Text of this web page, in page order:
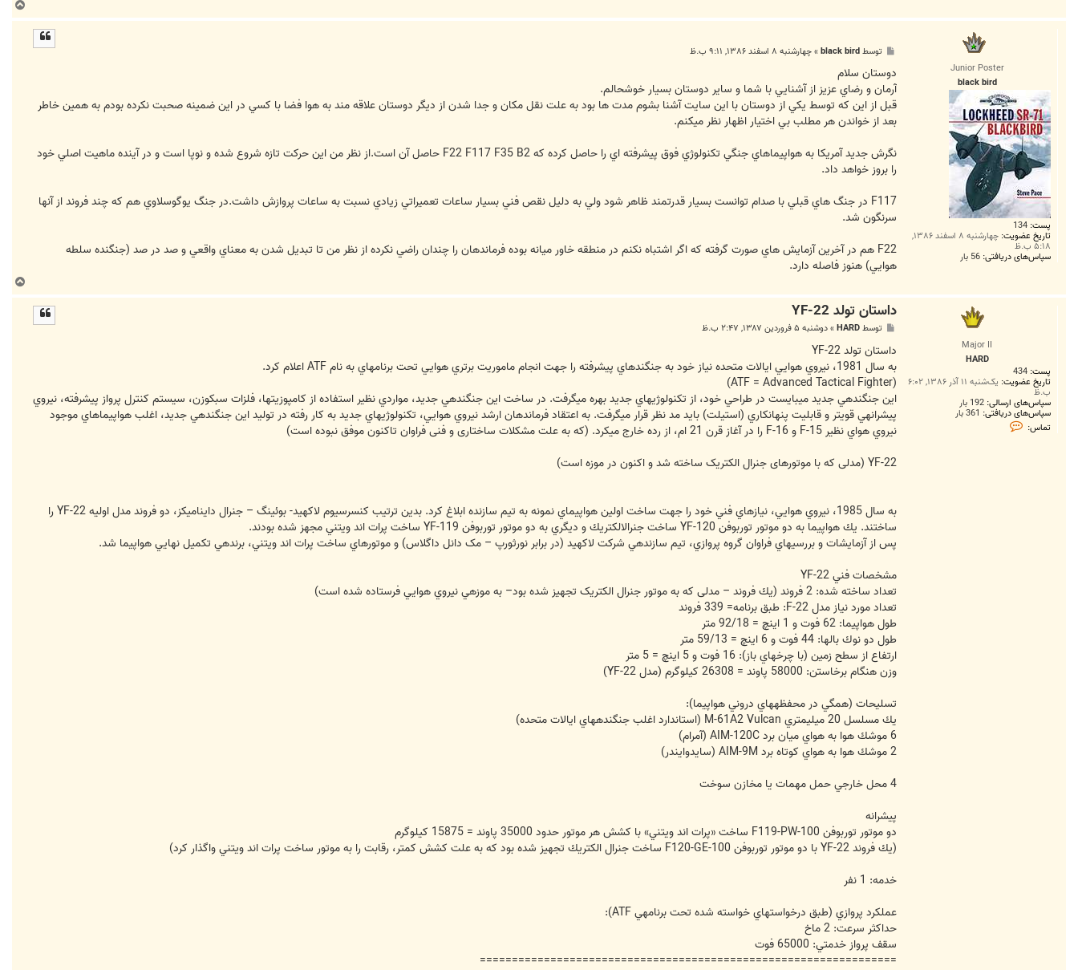
ا
Junior Poster
black bird
پست: 134
تاریخ عضویت: چهارشنبه ۸ اسفند ۱۳۸۶,
۵:۱۸ ب.ظ
سپاس‌های دریافتی: 56 بار
ت
توسطblack bird
»چهارشنبه ۸ اسفند ۱۳۸۶, ۹:۱۱ ب.ظ
دوستان سلام
آرمان و رضاي عزيز از آشنايي با شما و ساير دوستان بسيار خوشحالم.
قبل از اين که توسط يکي از دوستان با اين سايت آشنا بشوم مدت ها بود به علت نقل مکان و جدا شدن از ديگر دوستان علاقه مند به هوا فضا با کسي در اين ضمينه صحبت نکرده بودم به همين خاطر
بعد از خواندن هر مطلب بي اختيار اظهار نظر ميکنم.
نگرش جديد آمريکا به هواپيماهاي جنگي تکنولوژي فوق پيشرفته اي را حاصل کرده که F22 F117 F35 B2 حاصل آن است.از نظر من اين حرکت تازه شروع شده و نوپا است و در آينده ماهيت اصلي خود
را بروز خواهد داد.
F117 در جنگ هاي قبلي با صدام توانست بسيار قدرتمند ظاهر شود ولي به دليل نقص فني بسيار ساعات تعميراتي زيادي نسبت به ساعات پروازش داشت.در جنگ يوگوسلاوي هم که چند فروند از آنها
سرنگون شد.
F22 هم در آخرين آزمايش هاي صورت گرفته که اگر اشتباه نکنم در منطقه خاور ميانه بوده فرماندهان را چندان راضي نکرده از نظر من تا تبديل شدن به معناي واقعي و صد در صد (جنگنده سلطه
هوايي) هنوز فاصله دارد.
ا
Major II
HARD
پست: 434
تاریخ عضویت: یک‌شنبه ۱۱ آذر ۱۳۸۶, ۶:۰۲
ب.ظ
سپاس‌های ارسالی: 192 بار
سپاس‌های دریافتی: 361 بار
تماس:
ت
داستان تولد YF-22
ت
توسطHARD
»دوشنبه ۵ فروردین ۱۳۸۷, ۲:۴۷ ب.ظ
داستان تولد YF-22
به سال 1981، نيروي هوايي ايالات متحده نياز خود به جنگنده‏اي پيشرفته را جهت انجام ماموريت برتري هوايي تحت برنامه‏اي به نام ATF اعلام كرد.
(ATF = Advanced Tactical Fighter)
اين جنگنده‏ي جديد مي‏بايست در طراحي خود، از تكنولوژي‏هاي جديد بهره مي‏گرفت. در ساخت اين جنگنده‏ي جديد، مواردي نظير استفاده از كامپوزيت‏ها، فلزات سبك‏وزن، سيستم كنترل پرواز پيشرفته، نيروي
پيشرانه‏ي قوي‏تر و قابليت پنهان‏كاري (استيلت) بايد مد نظر قرار مي‏گرفت. به اعتقاد فرماندهان ارشد نيروي هوايي، تكنولوژي‏هاي جديد به كار رفته در توليد اين جنگنده‏ي جديد، اغلب هواپيماهاي موجود
نيروي هواي نظير F-15 و F-16 را در آغاز قرن 21 ام، از رده خارج مي‏كرد. (که به علت مشکلات ساختاری و فنی فراوان تاکنون موفق نبوده است)
YF-22 (مدلی که با موتورهای جنرال الکتریک ساخته شد و اکنون در موزه است)
به سال 1985، نيروي هوايي، نيازهاي فني خود را جهت ساخت اولين هواپيماي نمونه به تيم سازنده ابلاغ كرد. بدين ترتيب كنسرسيوم لاكهيد- بوئينگ – جنرال داینامیکز، دو فروند مدل اوليه YF-22 را
ساختند. يك هواپيما به دو موتور توربوفن YF-120 ساخت جنرال‏الكتريك و ديگري به دو موتور توربوفن YF-119 ساخت پرات اند ويتني مجهز شده بودند.
پس از آزمايشات و بررسي‏هاي فراوان گروه پروازي، تيم سازنده‏ي شركت لاكهيد (در برابر نورثورپ – مک دانل داگلاس) و موتورهاي ساخت پرات اند ويتني، برنده‏ي تكميل نهايي هواپيما شد.
مشخصات فني YF-22
تعداد ساخته شده: 2 فروند (يك فروند – مدلی که به موتور جنرال الکتریک تجهیز شده بود– به موزه‏ي نيروي هوايي فرستاده شده است)
تعداد مورد نياز مدل F-22: طبق برنامه= 339 فروند
طول هواپيما: 62 فوت و 1 اينچ = 92/18 متر
طول دو نوك بالها: 44 فوت و 6 اينچ = 59/13 متر
ارتفاع از سطح زمين (با چرخهاي باز): 16 فوت و 5 اينچ = 5 متر
وزن هنگام برخاستن: 58000 پاوند = 26308 كيلوگرم (مدل YF-22)
تسليحات (همگي در محفظه‏‎هاي دروني هواپيما):
يك مسلسل 20 ميلي‏متري M-61A2 Vulcan (استاندارد اغلب جنگنده‏هاي ايالات متحده)
6 موشك هوا به هواي ميان برد AIM-120C (آمرام)
2 موشك هوا به هواي كوتاه برد AIM-9M (سايدوايندر)
4 محل خارجي حمل مهمات يا مخازن سوخت
پیشرانه
دو موتور توربوفن F119-PW-100 ساخت «پرات اند ويتني» با كشش هر موتور حدود 35000 پاوند = 15875 كيلوگرم
(يك فروند YF-22 با دو موتور توربوفن F120-GE-100 ساخت جنرال الكتريك تجهيز شده بود كه به علت كشش كمتر، رقابت را به موتور ساخت پرات اند ويتني واگذار كرد)
خدمه: 1 نفر
عملكرد پروازي (طبق درخواستهاي خواسته شده تحت برنامه‏ي ATF):
حداكثر سرعت: 2 ماخ
سقف پرواز خدمتي: 65000 فوت
=================================================================